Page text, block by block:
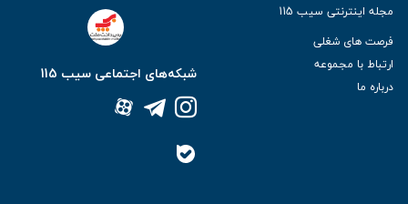
مجله اینترنتی سیب 115
فرصت های شغلی
ارتباط با مجموعه
درباره ما
شبکه‌های اجتماعی سیب 115